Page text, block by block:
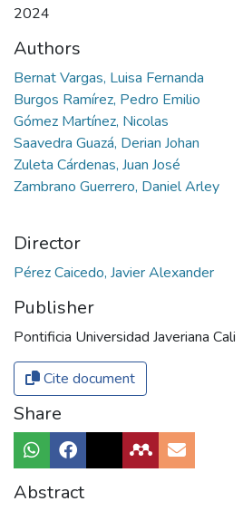
2024
Authors
Bernat Vargas, Luisa Fernanda
Burgos Ramírez, Pedro Emilio
Gómez Martínez, Nicolas
Saavedra Guazá, Derian Johan
Zuleta Cárdenas, Juan José
Zambrano Guerrero, Daniel Arley
Director
Pérez Caicedo, Javier Alexander
Publisher
Pontificia Universidad Javeriana Cali
Cite document
Share
Abstract